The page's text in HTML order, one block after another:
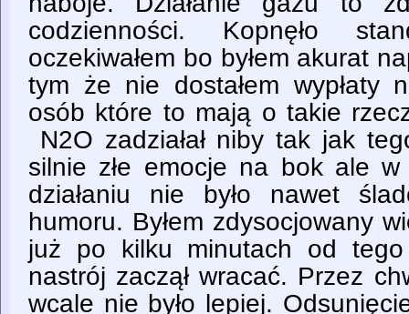
codzienności. Kopnęło
oczekiwałem bo byłem akurat
tym że nie dostałem wypłaty
osób które to mają o takie
N2O zadziałał niby tak jak
silnie złe emocje na bok ale w
działaniu nie było nawet
humoru. Byłem zdysocjowany
już po kilku minutach od tego
nastrój zaczął wracać. Przez
wcale nie było lepiej.